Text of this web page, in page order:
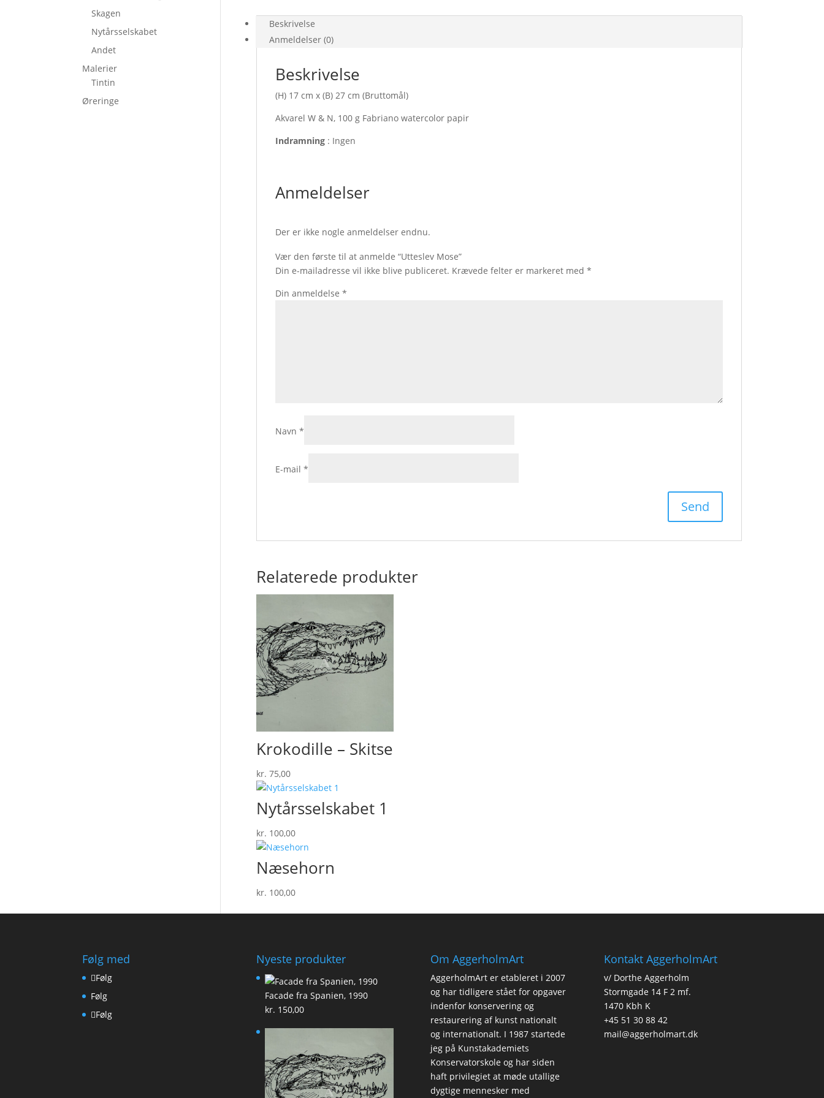
Beskrivelse
Anmeldelser (0)
Beskrivelse
(H) 17 cm x (B) 27 cm (Bruttomål)
Akvarel W & N, 100 g Fabriano watercolor papir
Indramning: Ingen
Anmeldelser
Der er ikke nogle anmeldelser endnu.
Vær den første til at anmelde “Utteslev Mose”
Din e-mailadresse vil ikke blive publiceret. Krævede felter er markeret med *
Din anmeldelse *
Navn *
E-mail *
Relaterede produkter
Krokodille – Skitse
kr. 75,00
Nytårsselskabet 1
kr. 100,00
Næsehorn
kr. 100,00
Skagen
Nytårsselskabet
Andet
Malerier
Tintin
Øreringe
Følg med
Følg
Følg
Følg
Nyeste produkter
Facade fra Spanien, 1990
kr. 150,00
Om AggerholmArt
AggerholmArt er etableret i 2007
og har tidligere stået for opgaver
indenfor konservering og
restaurering af kunst nationalt
og internationalt. I 1987 startede
jeg på Kunstakademiets
Konservatorskole og har siden
haft privilegiet at møde utallige
dygtige mennesker med
Kontakt AggerholmArt
v/ Dorthe Aggerholm
Stormgade 14 F 2 mf.
1470 Kbh K
+45 51 30 88 42
mail@aggerholmart.dk